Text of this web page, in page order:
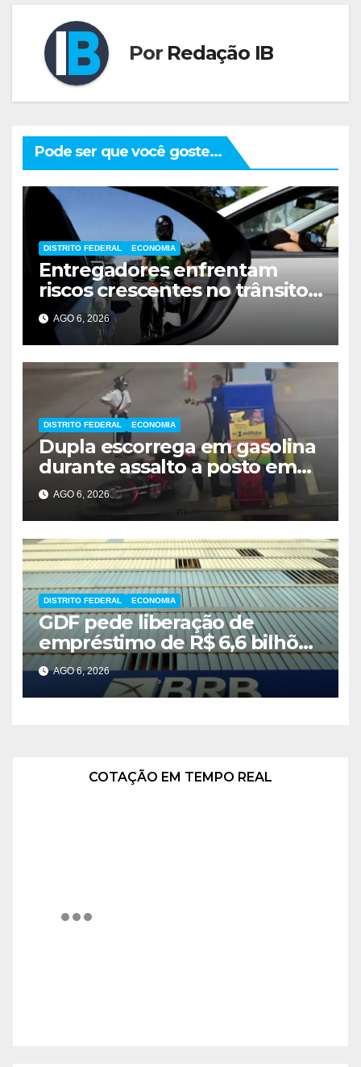
Por Redação IB
Pode ser que você goste...
DISTRITO FEDERAL ECONOMIA
Entregadores enfrentam
riscos crescentes no trânsito
de Brasília
AGO 6, 2026
DISTRITO FEDERAL ECONOMIA
Dupla escorrega em gasolina
durante assalto a posto em
Ceilândia
AGO 6, 2026
DISTRITO FEDERAL ECONOMIA
GDF pede liberação de
empréstimo de R$ 6,6 bilhões
e critica inércia do FGC
AGO 6, 2026
COTAÇÃO EM TEMPO REAL